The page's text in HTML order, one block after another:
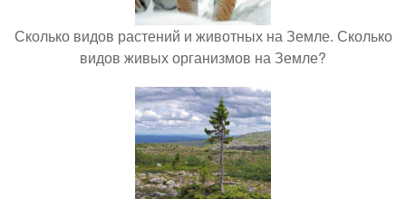
Сколько видов растений и животных на Земле. Сколько
видов живых организмов на Земле?